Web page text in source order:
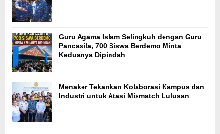
Guru Agama Islam Selingkuh dengan Guru
Pancasila, 700 Siswa Berdemo Minta
Keduanya Dipindah
Menaker Tekankan Kolaborasi Kampus dan
Industri untuk Atasi Mismatch Lulusan